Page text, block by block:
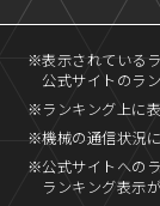
※表示されている
公式サイトのラ
※ランキング上に
※機械の通信状況
※公式サイトへの
ランキング表示